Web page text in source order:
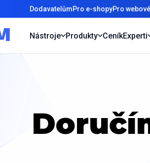
DodavatelůmPro e-shopyPro
Nástroje Produkty CeníkExperti